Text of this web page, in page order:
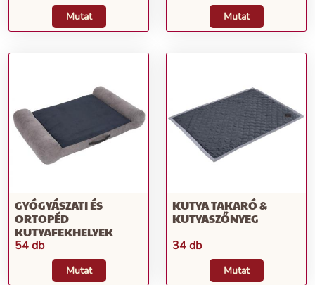
Mutat Mutat
GYÓGYÁSZATI ÉS
ORTOPÉD
KUTYAFEKHELYEK
54 db
Mutat
KUTYA TAKARÓ &
KUTYASZŐNYEG
34 db
Mutat